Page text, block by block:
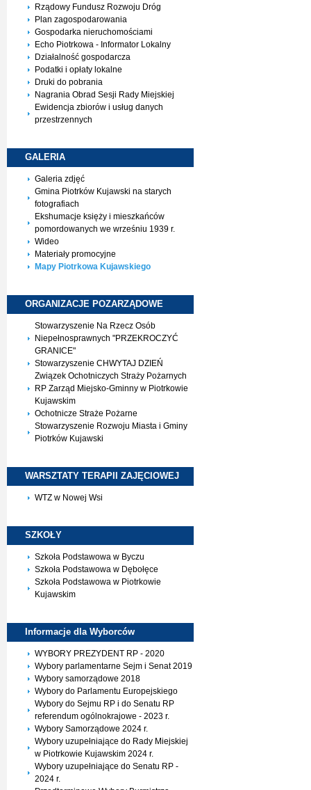
Rządowy Fundusz Rozwoju Dróg
Plan zagospodarowania
Gospodarka nieruchomościami
Echo Piotrkowa - Informator Lokalny
Działalność gospodarcza
Podatki i opłaty lokalne
Druki do pobrania
Nagrania Obrad Sesji Rady Miejskiej
Ewidencja zbiorów i usług danych
przestrzennych
GALERIA
Galeria zdjęć
Gmina Piotrków Kujawski na starych
fotografiach
Ekshumacje księży i mieszkańców
pomordowanych we wrześniu 1939 r.
Wideo
Materiały promocyjne
Mapy Piotrkowa Kujawskiego
ORGANIZACJE POZARZĄDOWE
Stowarzyszenie Na Rzecz Osób
Niepełnosprawnych "PRZEKROCZYĆ
GRANICE"
Stowarzyszenie CHWYTAJ DZIEŃ
Związek Ochotniczych Straży Pożarnych
RP Zarząd Miejsko-Gminny w Piotrkowie
Kujawskim
Ochotnicze Straże Pożarne
Stowarzyszenie Rozwoju Miasta i Gminy
Piotrków Kujawski
WARSZTATY TERAPII ZAJĘCIOWEJ
WTZ w Nowej Wsi
SZKOŁY
Szkoła Podstawowa w Byczu
Szkoła Podstawowa w Dębołęce
Szkoła Podstawowa w Piotrkowie
Kujawskim
Informacje dla Wyborców
WYBORY PREZYDENT RP - 2020
Wybory parlamentarne Sejm i Senat 2019
Wybory samorządowe 2018
Wybory do Parlamentu Europejskiego
Wybory do Sejmu RP i do Senatu RP
referendum ogólnokrajowe - 2023 r.
Wybory Samorządowe 2024 r.
Wybory uzupełniające do Rady Miejskiej
w Piotrkowie Kujawskim 2024 r.
Wybory uzupełniające do Senatu RP -
2024 r.